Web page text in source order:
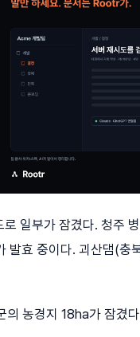
일부가 잠겼다. 청주
발효 중이다. 괴산댐(충
의 농경지 18ha가 잠겼